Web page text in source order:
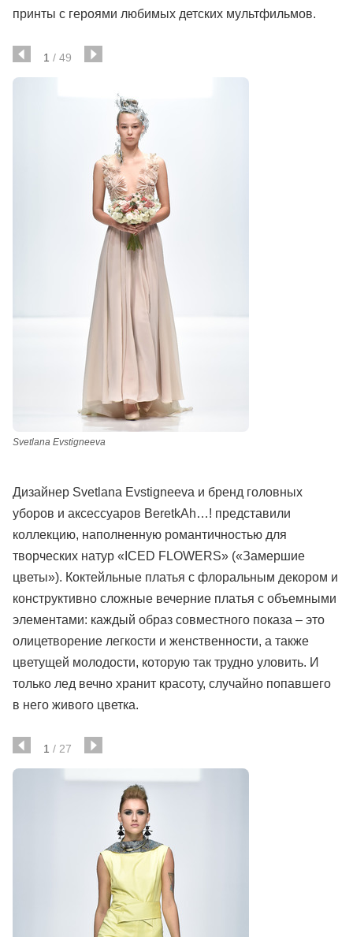
принты с героями любимых детских мультфильмов.
1 / 49
Svetlana Evstigneeva
Дизайнер Svetlana Evstigneeva и бренд головных
уборов и аксессуаров BeretkAh…! представили
коллекцию, наполненную романтичностью для
творческих натур «ICED FLOWERS» («Замершие
цветы»). Коктейльные платья с флоральным декором и
конструктивно сложные вечерние платья с объемными
элементами: каждый образ совместного показа – это
олицетворение легкости и женственности, а также
цветущей молодости, которую так трудно уловить. И
только лед вечно хранит красоту, случайно попавшего
в него живого цветка.
1 / 27